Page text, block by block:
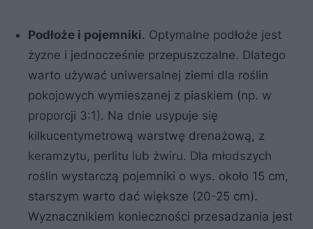
Podłoże i pojemniki. Optymalne podłoże jest
żyzne i jednocześnie przepuszczalne. Dlatego
warto używać uniwersalnej ziemi dla roślin
pokojowych wymieszanej z piaskiem (np. w
proporcji 3:1). Na dnie usypuje się
kilkucentymetrową warstwę drenażową, z
keramzytu, perlitu lub żwiru. Dla młodszych
roślin wystarczą pojemniki o wys. około 15 cm,
starszym warto dać większe (20-25 cm).
Wyznacznikiem konieczności przesadzania jest